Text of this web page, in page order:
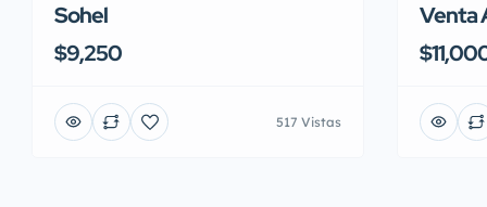
Sohel
$9,250
517 Vistas
Venta